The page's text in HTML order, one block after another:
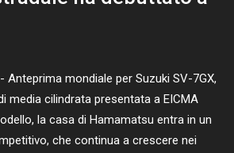
Anteprima mondiale per Suzuki SV-7GX,
media cilindrata presentata a EICMA
la casa di Hamamatsu entra in un
che continua a crescere nei